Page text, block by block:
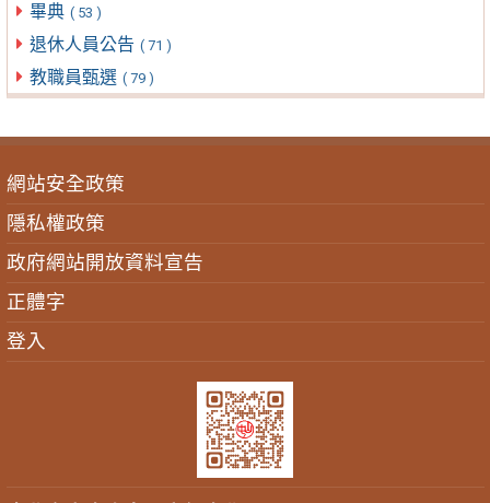
畢典 ( 53 )
退休人員公告 ( 71 )
教職員甄選 ( 79 )
網站安全政策
隱私權政策
政府網站開放資料宣告
正體字
登入